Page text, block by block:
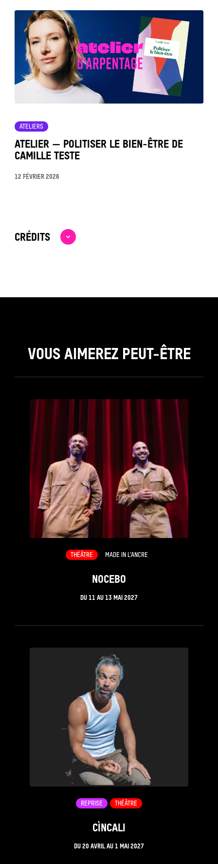
ATELIER — POLITISER LE BIEN-ÊTRE DE
CAMILLE TESTE
ATELIERS
12 FÉVRIER 2026
voir
CRÉDITS
VOUS AIMEREZ PEUT-ÊTRE
NOCEBO
DU 11 AU 13 MAI 2027
THÉÂTRE MADE IN L’ANCRE
CÌNCALI
DU 20 AVRIL AU 1 MAI 2027
REPRISE THÉÂTRE